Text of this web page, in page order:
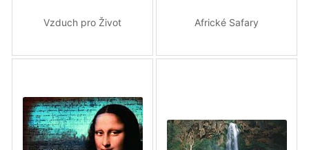
Vzduch pro Život Africké Safary